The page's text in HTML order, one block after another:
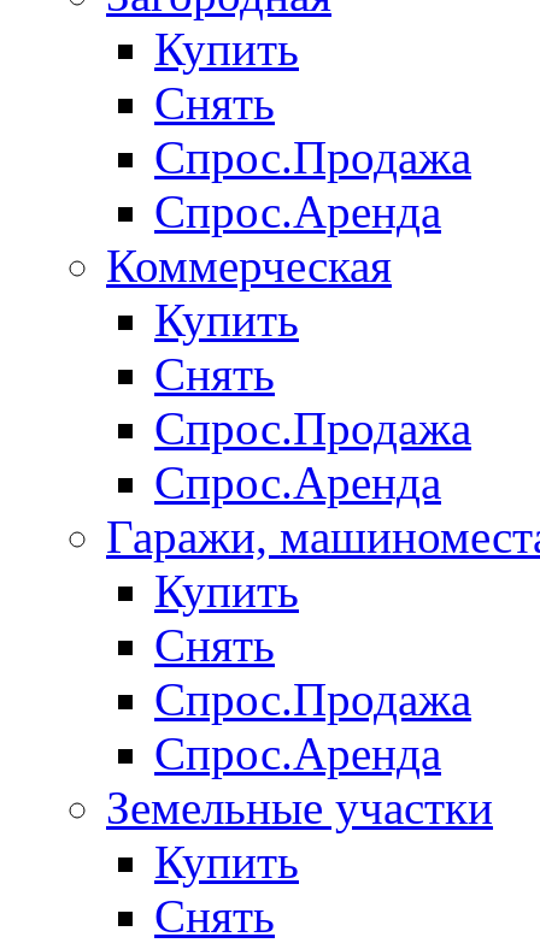
Купить
Снять
Спрос.Продажа
Спрос.Аренда
Коммерческая
Купить
Снять
Спрос.Продажа
Спрос.Аренда
Гаражи,
Купить
Снять
Спрос.Продажа
Спрос.Аренда
Земельные участки
Купить
Снять